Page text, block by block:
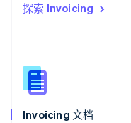
探索 Invoicing
Invoicing 文档
西班牙
新西兰
English
匈牙利
English